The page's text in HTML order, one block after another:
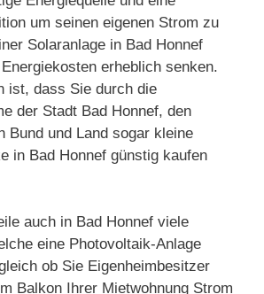
um seinen eigenen Strom zu
Solaranlage in Bad Honnef
erheblich senken.
ist, dass Sie durch die
der Stadt Bad Honnef, den
Bund und Land sogar kleine
in Bad Honnef günstig kaufen
auch in Bad Honnef viele
eine Photovoltaik-Anlage
ob Sie Eigenheimbesitzer
Balkon Ihrer Mietwohnung Strom